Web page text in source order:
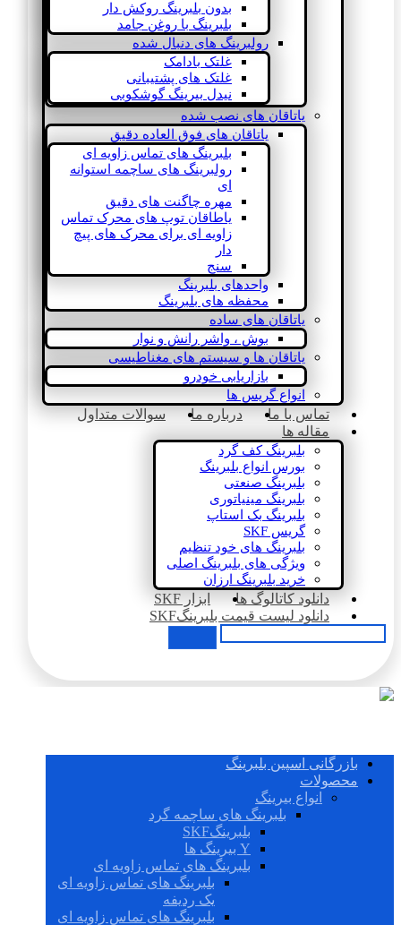
بدون بلبرینگ روکش دار
بلبرینگ با روغن جامد
رولبرینگ های دنبال شده
غلتک بادامک
غلتک های پشتیبانی
نیدل بیرینگ گوشکوبی
یاتاقان های نصب شده
یاتاقان های فوق العاده دقیق
بلبرینگ های تماس زاویه ای
رولبرینگ های ساچمه استوانه
ای
مهره چاگنت های دقیق
یاطاقان توپ های محرک تماس
زاویه ای برای محرک های پیچ
دار
سنج
واحدهای بلبرینگ
محفظه های بلبرینگ
یاتاقان های ساده
بوش ، واشر رانش و نوار
یاتاقان ها و سیستم های مغناطیسی
بازاریابی خودرو
انواع گریس ها
تماس با ما درباره ما
سوالات متداول
مقاله ها
بلبرینگ کف گرد
بورس انواع بلبرینگ
بلبرینگ صنعتی
بلبرینگ مینیاتوری
بلبرینگ بک استاپ
گریس SKF
بلبرینگ های خود تنظیم
ویژگی های بلبرینگ اصلی
خرید بلبرینگ ارزان
دانلود کاتالوگ ها
ابزار SKF
دانلود لیست قیمت بلبرینگSKF
بازرگانی اسپین بلبرینگ
محصولات
انواع بیرینگ
بلبرینگ های ساچمه گرد
بلبرینگSKF
Y بیرینگ ها
بلبرینگ های تماس زاویه ای
بلبرینگ های تماس زاویه ای
یک ردیفه
بلبرینگ های تماس زاویه ای